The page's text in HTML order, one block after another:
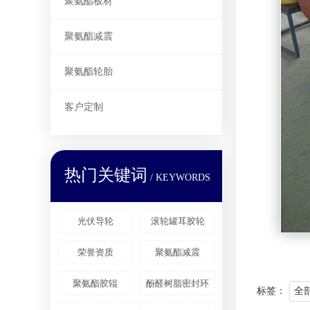
聚氨酯减震
聚氨酯轮胎
客户定制
热门关键词 / KEYWORDS
光伏导轮 滚轮罐耳胶轮
荣誉资质 聚氨酯减震
聚氨酯胶辊 酚醛树脂密封环
标签： 全